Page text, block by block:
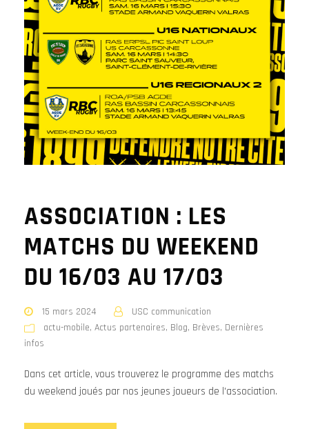
ASSOCIATION : LES
MATCHS DU WEEKEND
DU 16/03 AU 17/03
15 mars 2024
USC communication
actu-mobile, Actus partenaires, Blog, Brèves, Dernières
infos
Dans cet article, vous trouverez le programme des matchs
du weekend joués par nos jeunes joueurs de l'association.